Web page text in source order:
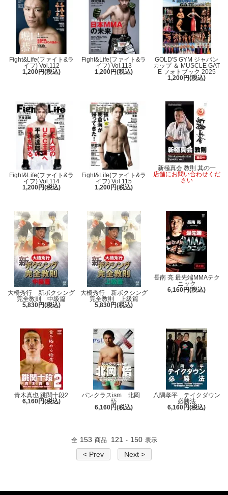
Fight&Life(ファイト&ラ
イフ) Vol.112
1,200円(税込)
Fight&Life(ファイト&ラ
イフ) Vol.113
1,200円(税込)
GOLD'S GYM ジャパン
カップ ＆ MUSCLE GAT
E フォトブック 2025
1,200円(税込)
Fight&Life(ファイト&ラ
イフ) Vol.114
1,200円(税込)
Fight&Life(ファイト&ラ
イフ) Vol.115
1,200円(税込)
新極真会 教則 其の一
店舗にお問い合わせくだ
さい
大橋秀行 新ボクシング
完全教則 中級篇
5,830円(税込)
大橋秀行 新ボクシング
完全教則 上級篇
5,830円(税込)
長南 亮 最先端MMAテク
ニック
6,160円(税込)
青木真也 跳関十段2
6,160円(税込)
パンクラスism 北岡
悟
6,160円(税込)
八隅孝平 テイクダウン
必勝法
6,160円(税込)
全 153 商品 121 - 150 表示
< Prev Next >